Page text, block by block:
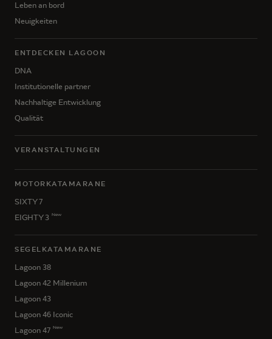
Leben an bord
Neuigkeiten
ENTDECKEN LAGOON
DNA
Institutionelle partner
Nachhaltige Entwicklung
Qualität
VERANSTALTUNGEN
MOTORKATAMARANE
SIXTY 7
EIGHTY 3 New
SEGELKATAMARANE
Lagoon 38
Lagoon 42 Millenium
Lagoon 43
Lagoon 46 Iconic
Lagoon 47 New